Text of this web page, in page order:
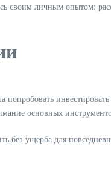
своим личным опытом:
основных
ущерба для